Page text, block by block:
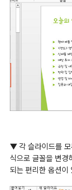
▼ 각 슬라이드를
식으로 글꼴을 변경
되는 편리한 옵션이